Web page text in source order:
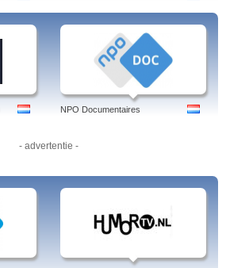
NPO Documentaires
- advertentie -